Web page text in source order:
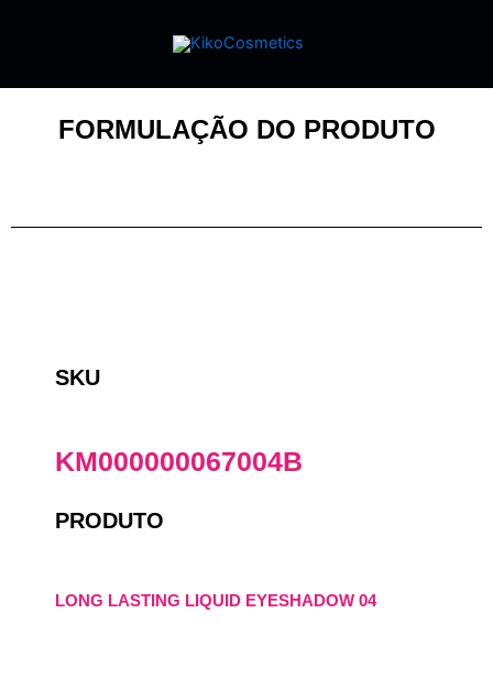
FORMULAÇÃO DO PRODUTO
SKU
KM000000067004B
PRODUTO
LONG LASTING LIQUID EYESHADOW 04